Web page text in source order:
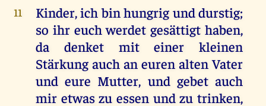
11
Kinder, ich bin hungrig und durstig;
so ihr euch werdet gesättigt haben,
da denket mit einer kleinen
Stärkung auch an euren alten Vater
und eure Mutter, und gebet auch
mir etwas zu essen und zu trinken,